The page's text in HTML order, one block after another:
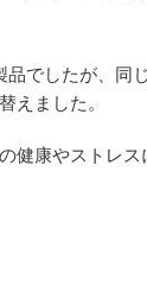
でしたが、同
えました。
健康やストレス